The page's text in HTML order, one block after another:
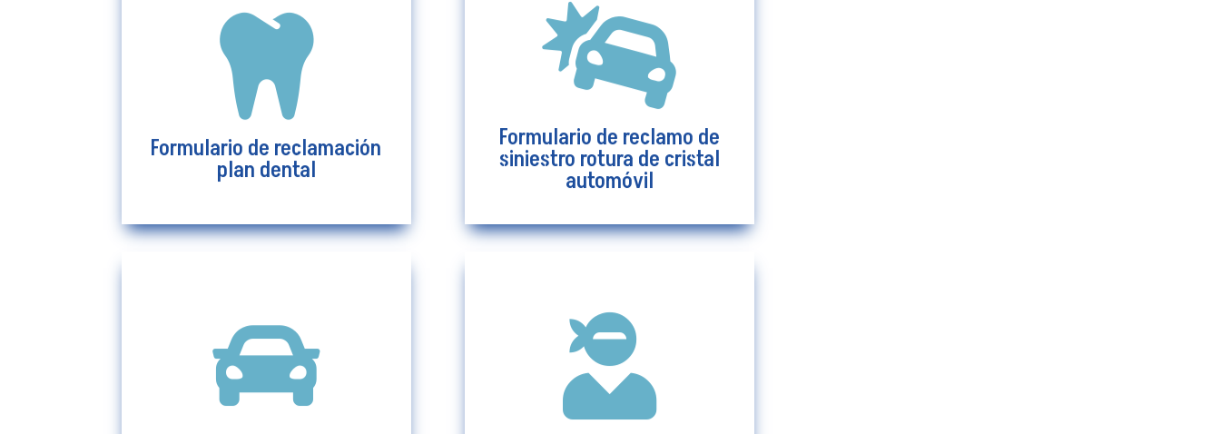

Formulario de reclamación
plan dental
Formulario de reclamación
plan dental

Formulario de reclamo
accidente automóvil

Formulario de reclamo de
siniestro rotura de cristal
automóvil
Formulario de reclamo de
siniestro rotura de cristal
automóvil
Ver más

Formulario de reclamo de
robo de automóvil